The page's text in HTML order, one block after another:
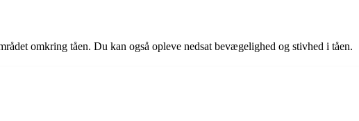
omkring tåen. Du kan også opleve nedsat bevægelighed og stivhed i tåen.